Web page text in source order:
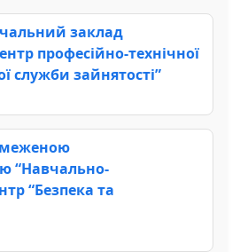
заклад
професійно-технічної
служби зайнятості”
“Навчально-
“Безпека та